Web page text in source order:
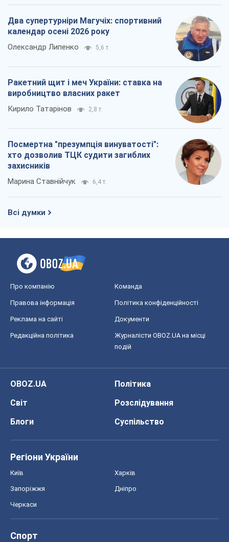
Два супертурніри Магучіх: спортивний
календар осені 2026 року
Олександр Липенко 5,6 т.
Ракетний щит і меч України: ставка на
виробництво власних ракет
Кирило Татарінов 2,8 т.
Посмертна "презумпція винуватості":
хто дозволив ТЦК судити загиблих
захисників
Марина Ставнійчук 6,4 т.
Всі думки
Про компанію Команда
Правова інформація Політика конфіденційності
Реклама на сайті Документи
Редакційна політика
Журналісти OBOZ.UA на місці
подій
OBOZ.UA
Політика
Світ
Розслідування
Блоги
Суспільство
Регіони України
Київ Харків
Запоріжжя Дніпро
Черкаси
Спорт